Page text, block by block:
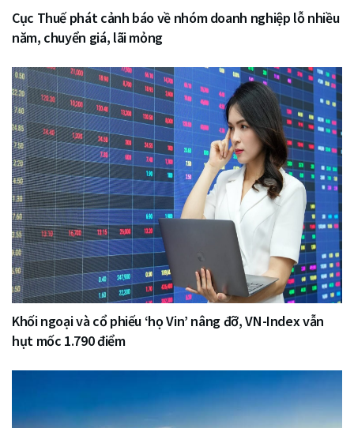
Cục Thuế phát cảnh báo về nhóm doanh nghiệp lỗ nhiều
năm, chuyển giá, lãi mỏng
Khối ngoại và cổ phiếu ‘họ Vin’ nâng đỡ, VN-Index vẫn
hụt mốc 1.790 điểm